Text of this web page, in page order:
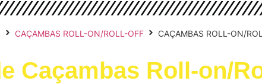
CAÇAMBAS ROLL-ON/ROLL-OFF CAÇAMBAS ROLL-ON/
Caçambas Roll-on/